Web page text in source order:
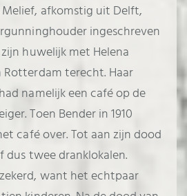
Melief, afkomstig uit Delft,
ingeschreven
huwelijk met Helena
Rotterdam terecht. Haar
namelijk een café op de
Toen Bender in 1910
café over. Tot aan zijn dood
dus twee dranklokalen.
want het echtpaar